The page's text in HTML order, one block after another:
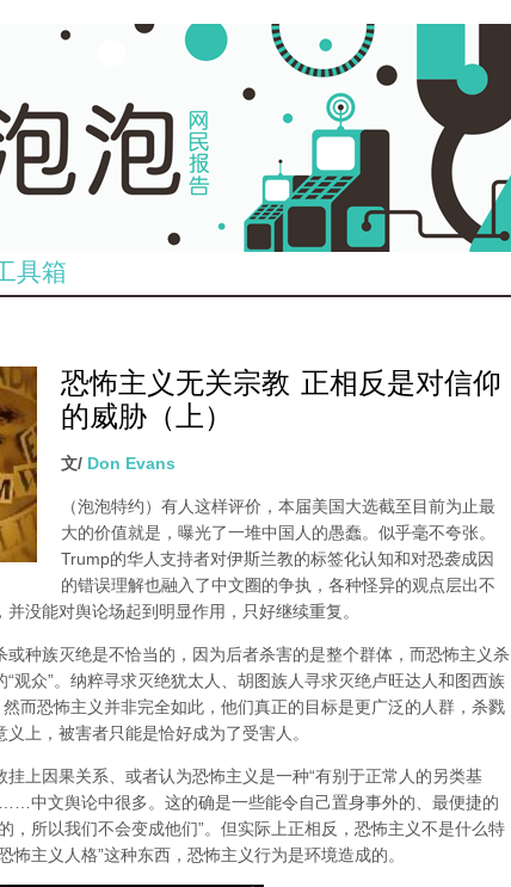
具箱
恐怖主义无关宗教 正相反是对信仰
的威胁（上）
文/ Don Evans
（泡泡特约）有人这样评价 ，本届美国大选截至目前为止最
大的价值就是，曝光了一堆中国人的愚蠢。似乎毫不夸张。
Trump的华人支持者对伊斯兰教的标签化认知和对恐袭成因
的错误理解也融入了中文圈的争执，各种怪异的观点层出不
没能对舆论场起到明显作用，只好继续重复。
种族灭绝是不恰当的，因为后者杀害的是整个群体，而恐怖主义杀
观众”。纳粹寻求灭绝犹太人、胡图族人寻求灭绝卢旺达人和图西族
而恐怖主义并非完全如此，他们真正的目标是更广泛的人群 ，杀戮
上，被害者只能是恰好成为了受害人。
上因果关系、或者认为恐怖主义是一种“有别于正常人的另类基
中文舆论中很多。这的确是一些能令自己置身事外的、最便捷的
，所以我们不会变成他们”。但实际上正相反， 恐怖主义不是什么特
主义人格”这种东西，恐怖主义行为是环境造成的。